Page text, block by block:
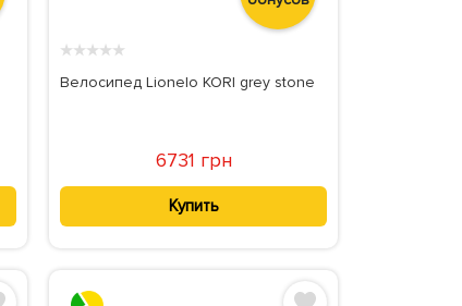
★★★★★
Велосипед Lionelo KORI grey stone
6731 грн
Купить